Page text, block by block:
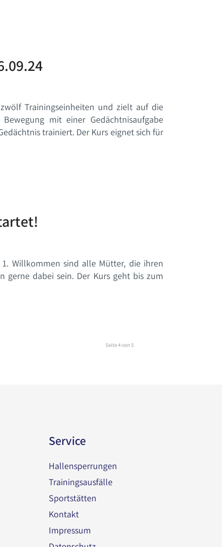
Trainingseinheiten und zielt auf die
mit einer Gedächtnisaufgabe
trainiert. Der Kurs eignet sich für
Willkommen sind alle Mütter, die ihren
gerne dabei sein. Der Kurs geht bis zum
Seite 4 von 5
Service
Hallensperrungen
Trainingsausfälle
Sportstätten
Kontakt
Impressum